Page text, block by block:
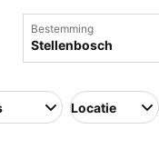
Bestemming
Locatie